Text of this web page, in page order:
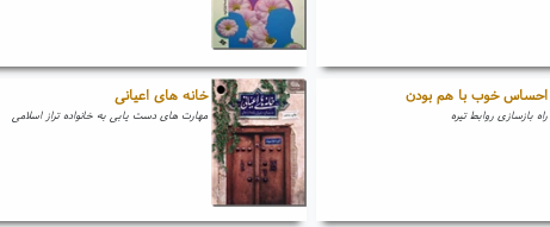
احساس خوب با هم بودن
راه بازسازی روابط تیره
خانه های اعیانی
مهارت های دست یابی به خانواده تراز اسلامی